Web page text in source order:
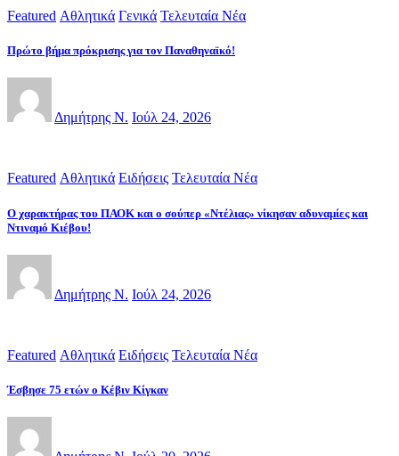
Featured Αθλητικά Γενικά Τελευταία Νέα
Πρώτο βήμα πρόκρισης για τον Παναθηναϊκό!
Δημήτρης Ν. Ιούλ 24, 2026
Featured Αθλητικά Ειδήσεις Τελευταία Νέα
Ο χαρακτήρας του ΠΑΟΚ και ο σούπερ «Ντέλιας» νίκησαν αδυναμίες και
Ντιναμό Κιέβου!
Δημήτρης Ν. Ιούλ 24, 2026
Featured Αθλητικά Ειδήσεις Τελευταία Νέα
Έσβησε 75 ετών ο Κέβιν Κίγκαν